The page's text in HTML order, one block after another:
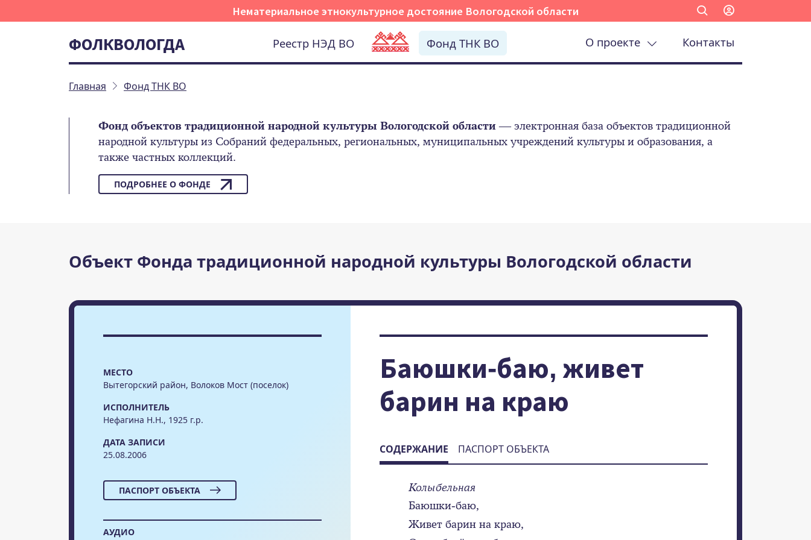
Нематериальное этнокультурное достояние Вологодской области
ФОЛКВОЛОГДА Реестр НЭД ВО Фонд ТНК ВО О проекте Контакты
Главная Фонд ТНК ВО
Фонд объектов традиционной народной культуры Вологодской области— электронная база объектов традиционной
народной культуры из Собраний федеральных, региональных, муниципальных учреждений культуры и образования, а
также частных коллекций.
ПОДРОБНЕЕ О ФОНДЕ
Объект Фонда традиционной народной культуры Вологодской области
МЕСТО
Вытегорский район, Волоков Мост (поселок)
ИСПОЛНИТЕЛЬ
Нефагина Н.Н., 1925 г.р.
ДАТА ЗАПИСИ
25.08.2006
ПАСПОРТ ОБЪЕКТА
АУДИО
Баюшки-баю, живет
барин на краю
СОДЕРЖАНИЕ ПАСПОРТ ОБЪЕКТА
Колыбельная
Баюшки-баю,
Живет барин на краю,